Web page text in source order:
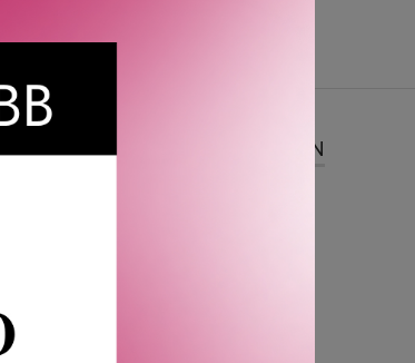
OM MERKEVAREN
inneholder et verdifullt
peptider. Den eksepsjonelt fine,
ekstrakter for å motvirke
Huden blir jevnere og
ingredienser av naturlig